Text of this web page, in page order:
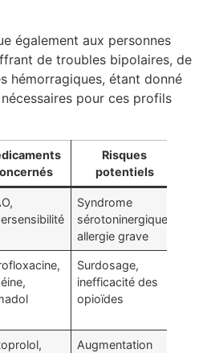
également aux personnes
de troubles bipolaires, de
hémorragiques, étant donné
pour ces profils
Risques
potentiels
Syndrome
sérotoninergique,
allergie grave
Surdosage,
inefficacité des
opioïdes
Augmentation